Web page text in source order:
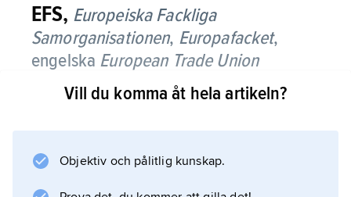
EFS, Europeiska Fackliga
Samorganisationen, Europafacket,
engelska European Trade Union
Confederation
ETUC, Bryssel, bildat
1973.
och branschorganisationer från europeiska
Vill du komma åt hela artikeln?
Objektiv och pålitlig kunskap.